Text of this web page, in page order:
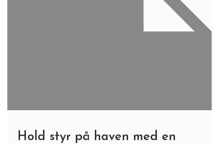
Hold styr på haven med en